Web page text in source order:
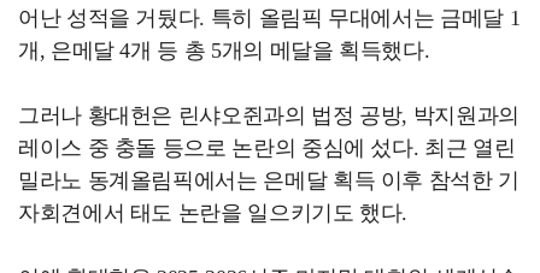
어난 성적을 거뒀다. 특히 올림픽 무대에서는 금메달 1
개, 은메달 4개 등 총 5개의 메달을 획득했다.
그러나 황대헌은 린샤오쥔과의 법정 공방, 박지원과의
레이스 중 충돌 등으로 논란의 중심에 섰다. 최근 열린
밀라노 동계올림픽에서는 은메달 획득 이후 참석한 기
자회견에서 태도 논란을 일으키기도 했다.